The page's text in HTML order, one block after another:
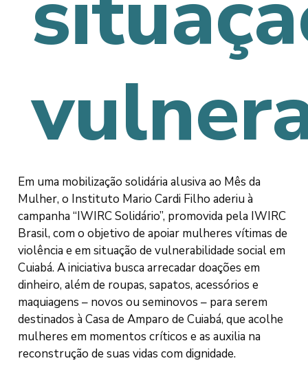
Em uma mobilização solidária alusiva ao Mês da
Mulher, o Instituto Mario Cardi Filho aderiu à
campanha “IWIRC Solidário”, promovida pela IWIRC
Brasil, com o objetivo de apoiar mulheres vítimas de
violência e em situação de vulnerabilidade social em
Cuiabá. A iniciativa busca arrecadar doações em
dinheiro, além de roupas, sapatos, acessórios e
maquiagens – novos ou seminovos – para serem
destinados à Casa de Amparo de Cuiabá, que acolhe
mulheres em momentos críticos e as auxilia na
reconstrução de suas vidas com dignidade.